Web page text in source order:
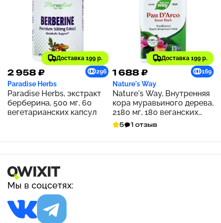
Доставка 199 р.
2 958 ₽ 296
Paradise Herbs
Paradise Herbs, экстракт
берберина, 500 мг, 60
вегетарианских капсул
Доставка 199 р.
1 688 ₽ 169
Nature's Way
Nature's Way, Внутренняя
кора муравьиного дерева,
2180 мг, 180 веганских
капсул (545 мг на капсулу)
5 1 отзыв
Мы в соцсетях: